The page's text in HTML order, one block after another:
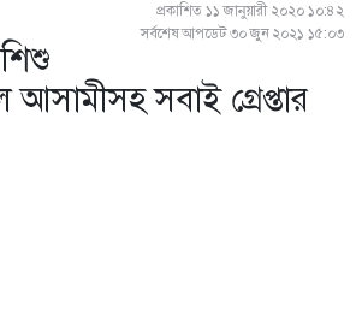
প্রকাশিত ১১ জানুয়ারী ২০২০ ১০:৪২
সর্বশেষ আপডেট ৩০ জুন ২০২১ ১৫:০৩
আসামীসহ সবাই গ্রেপ্তার